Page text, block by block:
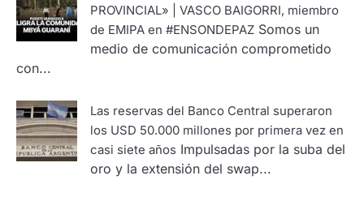
PROVINCIAL» | VASCO BAIGORRI, miembro
de EMIPA en #ENSONDEPAZ Somos un
medio de comunicación comprometido
con...
Las reservas del Banco Central superaron
los USD 50.000 millones por primera vez en
casi siete años Impulsadas por la suba del
oro y la extensión del swap...